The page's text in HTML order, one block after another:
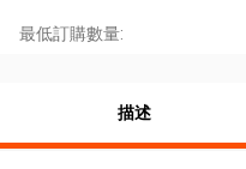
最低訂購數量:
描述